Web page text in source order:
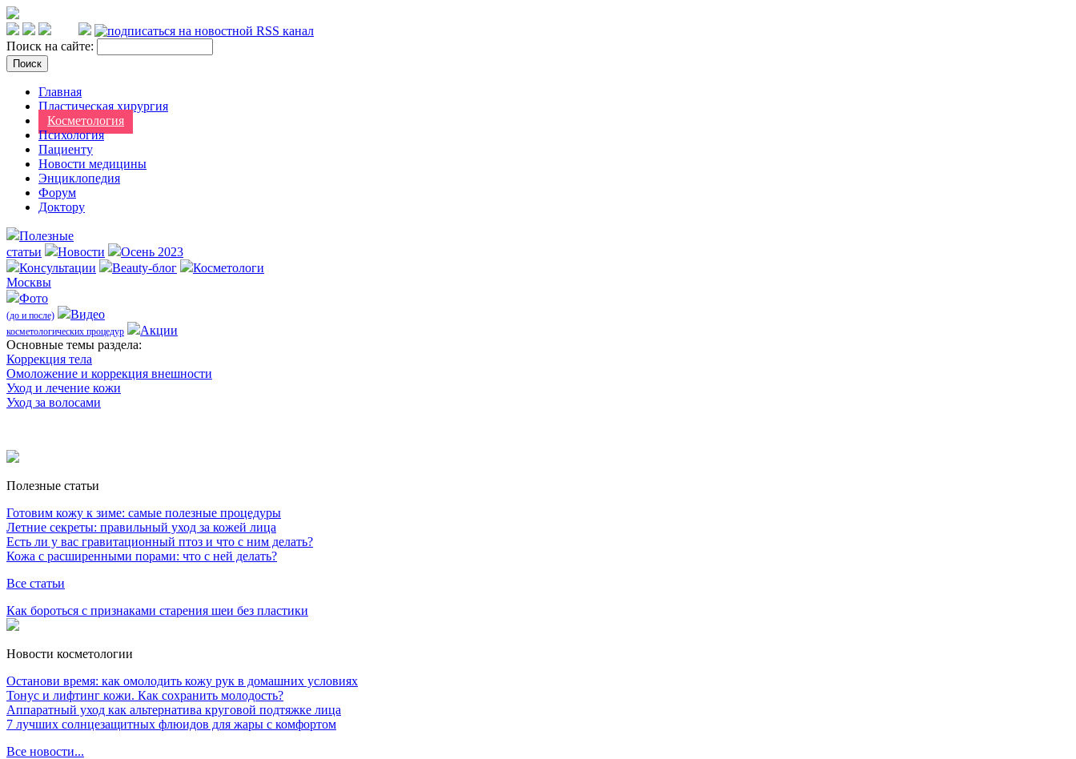
Поиск на сайте:
Главная
Пластическая хирургия
Косметология
Психология
Пациенту
Новости медицины
Энциклопедия
Форум
Доктору
Полезные
статьи
Новости
Осень 2023
Консультации
Beauty-блог
Косметологи
Москвы
Фото
(до и после) Видео
косметологических процедур
Акции
Оcновные темы раздела:
Коррекция тела
Омоложение и коррекция внешности
Уход и лечение кожи
Уход за волосами
Полезные статьи
Готовим кожу к зиме: самые полезные процедуры
Летние секреты: правильный уход за кожей лица
Есть ли у вас гравитационный птоз и что с ним делать?
Кожа с расширенными порами: что с ней делать?
Все статьи
Как бороться с признаками старения шеи без пластики
Новости косметологии
Останови время: как омолодить кожу рук в домашних условиях
Тонус и лифтинг кожи. Как сохранить молодость?
Аппаратный уход как альтернатива круговой подтяжке лица
7 лучших солнцезащитных флюидов для жары с комфортом
Все новости...